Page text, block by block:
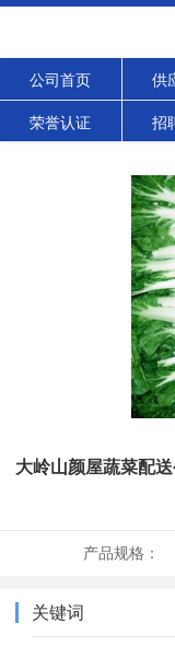
公司首页 供
荣誉认证 招
大岭山颜屋蔬菜配
产品规格：
关键词